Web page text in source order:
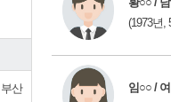
부산
(1973년,
임○○ / 여